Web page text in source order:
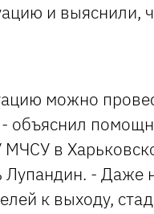
и выяснили,
можно
объяснил
МЧСУ в
Лупандин. - Даже
к выходу,